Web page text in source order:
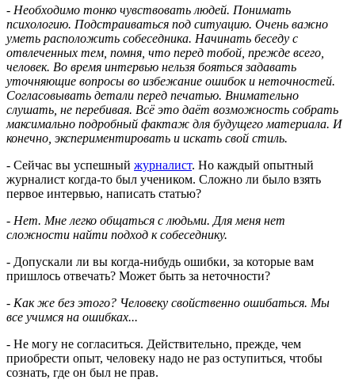
- Необходимо тонко чувствовать людей. Понимать
психологию. Подстраиваться под ситуацию. Очень важно
уметь расположить собеседника. Начинать беседу с
отвлеченных тем, помня, что перед тобой, прежде всего,
человек. Во время интервью нельзя бояться задавать
уточняющие вопросы во избежание ошибок и неточностей.
Согласовывать детали перед печатью. Внимательно
слушать, не перебивая. Всё это даёт возможность собрать
максимально подробный фактаж для будущего материала. И
конечно, экспериментировать и искать свой стиль.
- Сейчас вы успешный журналист. Но каждый опытный
журналист когда-то был учеником. Сложно ли было взять
первое интервью, написать статью?
- Нет. Мне легко общаться с людьми. Для меня нет
сложности найти подход к собеседнику.
- Допускали ли вы когда-нибудь ошибки, за которые вам
пришлось отвечать? Может быть за неточности?
- Как же без этого? Человеку свойственно ошибаться. Мы
все учимся на ошибках...
- Не могу не согласиться. Действительно, прежде, чем
приобрести опыт, человеку надо не раз оступиться, чтобы
сознать, где он был не прав.